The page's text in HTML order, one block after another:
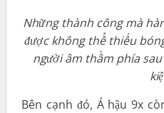
Những thành công mà
được không thể thiếu
người âm thầm phía
Bên cạnh đó, Á hậu 9x